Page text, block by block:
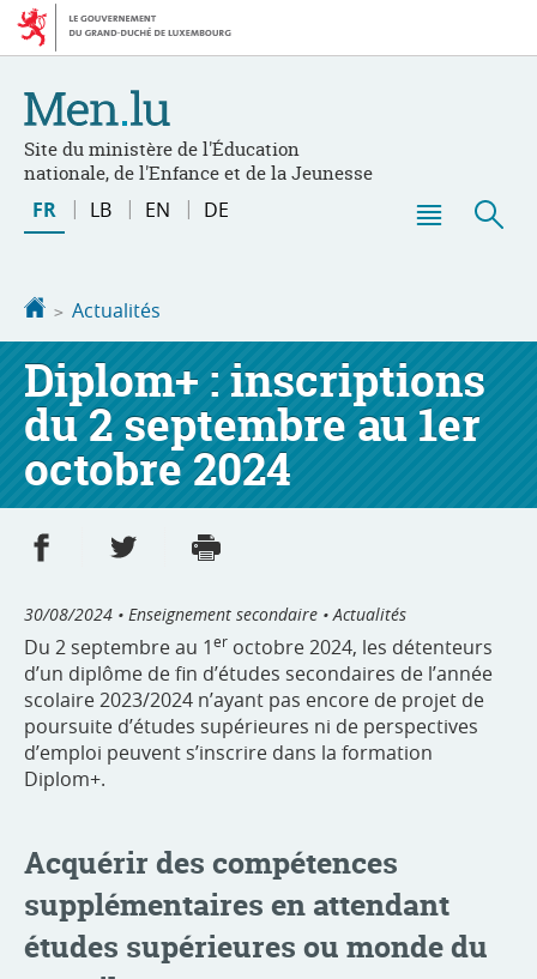
Aller
navigation
Aller
au
Site du ministère de l'Éducation
nationale, de l'Enfance et de la Jeunesse
Changer
de
FR LB EN DE
Accueil
Actualités
Diplom+ : inscriptions
du 2 septembre au 1er
octobre 2024
Partager sur Facebook
Partager sur Twitter
30/08/2024 • Enseignement secondaire • Actualités
Du 2 septembre au 1er octobre 2024, les détenteurs
d’un diplôme de fin d’études secondaires de l’année
scolaire 2023/2024 n’ayant pas encore de projet de
poursuite d’études supérieures ni de perspectives
d’emploi peuvent s’inscrire dans la formation
Diplom+.
Acquérir des compétences
supplémentaires en attendant
études supérieures ou monde du